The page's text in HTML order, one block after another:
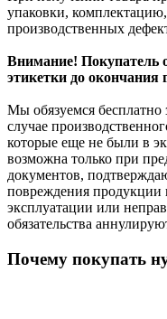
упаковки,
производственных
Внимание! Покупатель
этикетки до окончания
Мы обязуемся бесплатно
случае
которые еще не были в
возможна только при
документов,
повреждения продукции
эксплуатации или
обязательства
Почему покупать